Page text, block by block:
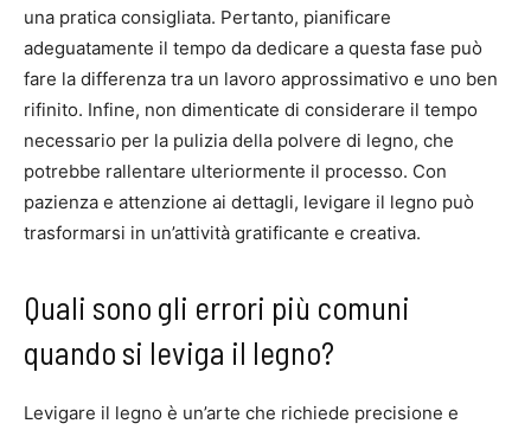
una pratica consigliata. Pertanto, pianificare
adeguatamente il tempo da dedicare a questa fase può
fare la differenza tra un lavoro approssimativo e uno ben
rifinito. Infine, non dimenticate di considerare il tempo
necessario per la pulizia della polvere di legno, che
potrebbe rallentare ulteriormente il processo. Con
pazienza e attenzione ai dettagli, levigare il legno può
trasformarsi in un’attività gratificante e creativa.
Quali sono gli errori più comuni
quando si leviga il legno?
Levigare il legno è un’arte che richiede precisione e